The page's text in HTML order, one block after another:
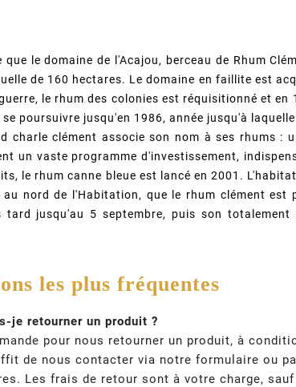
le domaine de l'Acajou, berceau de Rhum
de 160 hectares. Le domaine en faillite est
le rhum des colonies est réquisitionné et
poursuivre jusqu'en 1986, année jusqu'à
clément associe son nom à ses rhums :
un vaste programme d'investissement,
le rhum canne bleue est lancé en 2001.
nord de l'Habitation, que le rhum clément est
jusqu'au 5 septembre, puis son totalement
les plus fréquentes
je retourner un produit ?
pour nous retourner un produit, à
de nous contacter via notre formulaire ou
Les frais de retour sont à votre charge, sauf